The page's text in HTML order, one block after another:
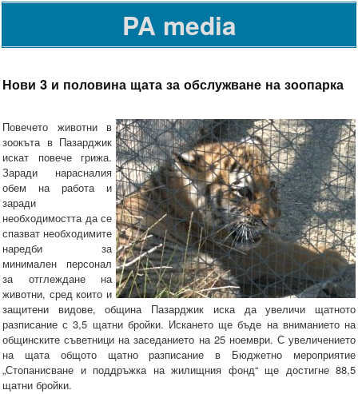
PA media
Нови 3 и половина щата за обслужване на зоопарка
Повечето животни в
зоокъта в Пазарджик
искат повече грижа.
Заради нарасналия
обем на работа и
заради
необходимостта да се
спазват необходимите
наредби за
минимален персонал
за отглеждане на
животни, сред които и
защитени видове, община Пазарджик иска да увеличи щатното
разписание с 3,5 щатни бройки. Искането ще бъде на вниманието на
общинските съветници на заседанието на 25 ноември. С увеличението
на щата общото щатно разписание в Бюджетно мероприятие
„Стопанисване и поддръжка на жилищния фонд“ ще достигне 88,5
щатни бройки.